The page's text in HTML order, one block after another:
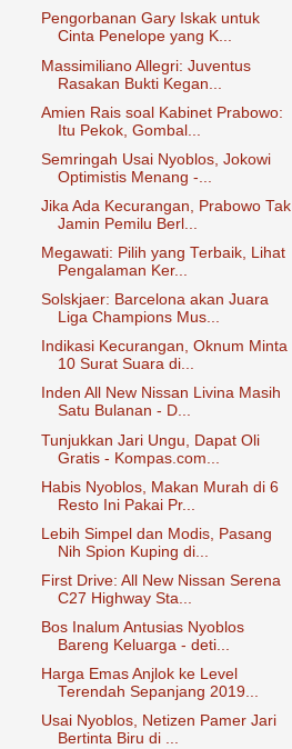
Pengorbanan Gary Iskak untuk
Cinta Penelope yang K...
Massimiliano Allegri: Juventus
Rasakan Bukti Kegan...
Amien Rais soal Kabinet Prabowo:
Itu Pekok, Gombal...
Semringah Usai Nyoblos, Jokowi
Optimistis Menang -...
Jika Ada Kecurangan, Prabowo Tak
Jamin Pemilu Berl...
Megawati: Pilih yang Terbaik, Lihat
Pengalaman Ker...
Solskjaer: Barcelona akan Juara
Liga Champions Mus...
Indikasi Kecurangan, Oknum Minta
10 Surat Suara di...
Inden All New Nissan Livina Masih
Satu Bulanan - D...
Tunjukkan Jari Ungu, Dapat Oli
Gratis - Kompas.com...
Habis Nyoblos, Makan Murah di 6
Resto Ini Pakai Pr...
Lebih Simpel dan Modis, Pasang
Nih Spion Kuping di...
First Drive: All New Nissan Serena
C27 Highway Sta...
Bos Inalum Antusias Nyoblos
Bareng Keluarga - deti...
Harga Emas Anjlok ke Level
Terendah Sepanjang 2019...
Usai Nyoblos, Netizen Pamer Jari
Bertinta Biru di ...